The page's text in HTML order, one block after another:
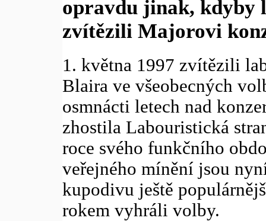
opravdu jinak, kdyby
zvítězili Majorovi
1. května 1997 zvítězili
Blaira ve všeobecných
osmnácti letech nad
zhostila Labouristická
roce svého funkčního
veřejného mínění jsou
kupodivu ještě
rokem vyhráli volby.